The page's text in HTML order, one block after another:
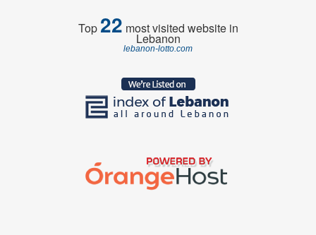
Top22 most visited website in
Lebanon
lebanon-lotto.com